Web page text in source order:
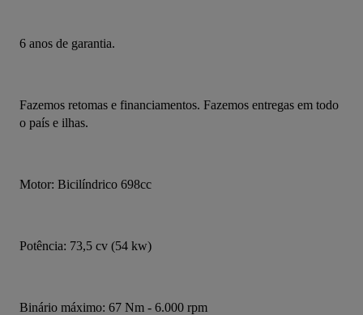
6 anos de garantia.
Fazemos retomas e financiamentos. Fazemos entregas em todo
o país e ilhas.
Motor: Bicilíndrico 698cc
Potência: 73,5 cv (54 kw)
Binário máximo: 67 Nm - 6.000 rpm